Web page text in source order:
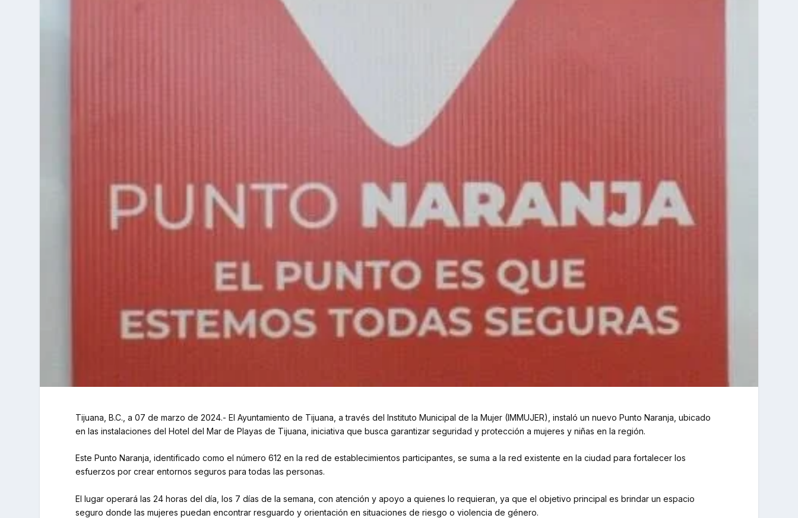
Tijuana, B.C., a 07 de marzo de 2024.- El Ayuntamiento de Tijuana, a través del Instituto Municipal de la Mujer (IMMUJER), instaló un nuevo Punto Naranja, ubicado
en las instalaciones del Hotel del Mar de Playas de Tijuana, iniciativa que busca garantizar seguridad y protección a mujeres y niñas en la región.
Este Punto Naranja, identificado como el número 612 en la red de establecimientos participantes, se suma a la red existente en la ciudad para fortalecer los
esfuerzos por crear entornos seguros para todas las personas.
El lugar operará las 24 horas del día, los 7 días de la semana, con atención y apoyo a quienes lo requieran, ya que el objetivo principal es brindar un espacio
seguro donde las mujeres puedan encontrar resguardo y orientación en situaciones de riesgo o violencia de género.